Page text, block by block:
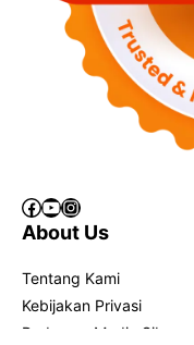
Facebook
YouTube
Instagram
About Us
Tentang Kami
Kebijakan Privasi
Pedoman Media Siber